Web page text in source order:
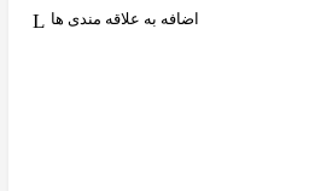
اضافه به علاقه مندی ها